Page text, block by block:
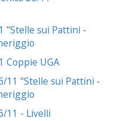
"Stelle sui Pattini -
Coppie UGA
11 "Stelle sui Pattini -
11 - Livelli